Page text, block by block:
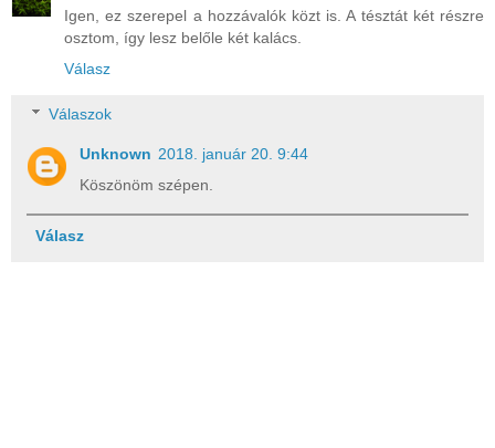
Igen, ez szerepel a hozzávalók közt is. A tésztát két részre
osztom, így lesz belőle két kalács.
Válasz
Válaszok
Unknown 2018. január 20. 9:44
Köszönöm szépen.
Válasz